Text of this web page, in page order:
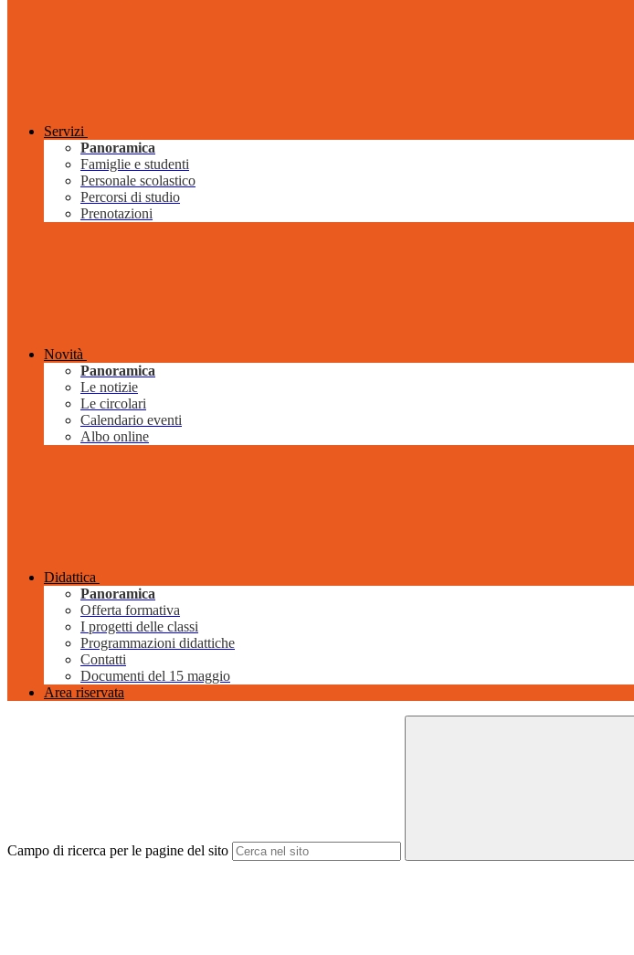
Servizi
Panoramica
Famiglie e studenti
Personale scolastico
Percorsi di studio
Prenotazioni
Novità
Panoramica
Le notizie
Le circolari
Calendario eventi
Albo online
Didattica
Panoramica
Offerta formativa
I progetti delle classi
Programmazioni didattiche
Contatti
Documenti del 15 maggio
Area riservata
Campo di ricerca per le pagine del sito